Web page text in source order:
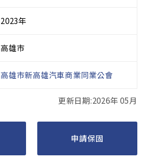
2023年
高雄市
高雄市新高雄汽車商業同業公會
更新日期:2026年 05月
申請保固